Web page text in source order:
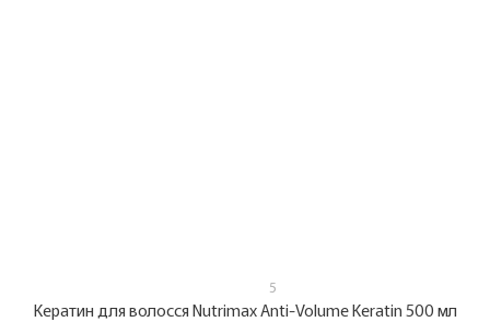
5
Кератин для волосся Nutrimax Anti-Volume Keratin 500 мл